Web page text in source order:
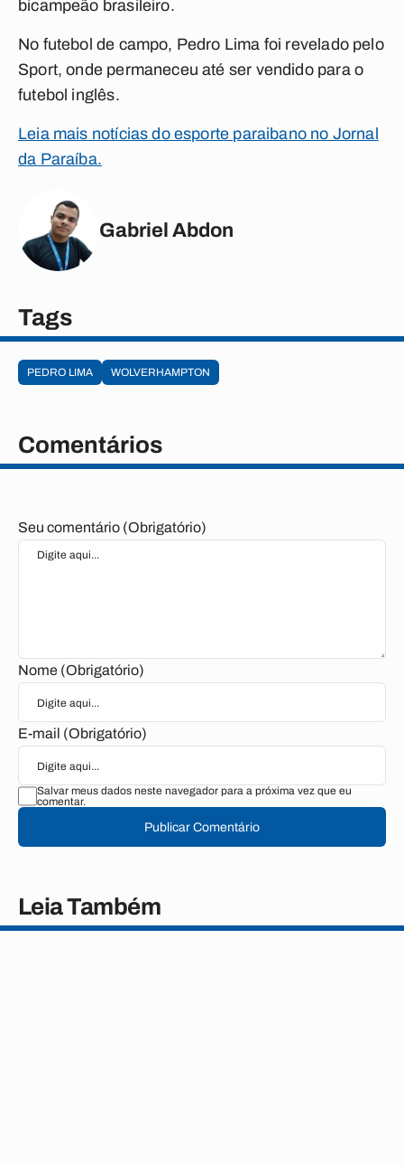
bicampeão brasileiro.
No futebol de campo, Pedro Lima foi revelado pelo
Sport, onde permaneceu até ser vendido para o
futebol inglês.
Leia mais notícias do esporte paraibano no Jornal
da Paraíba.
Gabriel Abdon
Tags
PEDRO LIMA WOLVERHAMPTON
Comentários
Seu comentário (Obrigatório)
Nome (Obrigatório)
E-mail (Obrigatório)
Salvar meus dados neste navegador para a próxima vez que eu
comentar.
Publicar Comentário
Leia Também